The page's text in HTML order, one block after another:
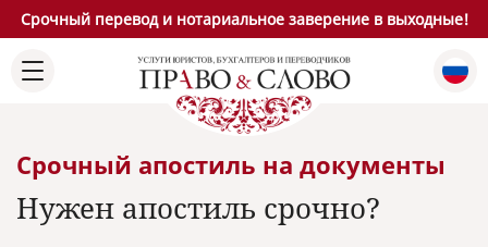
Срочный перевод и нотариальное заверение в выходные!
Срочный апостиль на документы
Нужен апостиль срочно?